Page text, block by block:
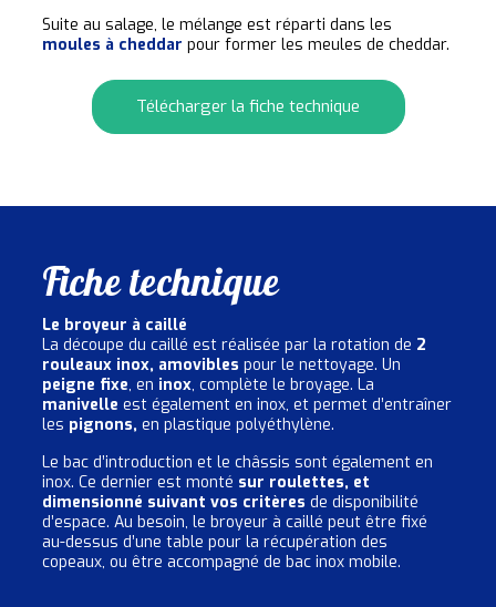
Suite au salage, le mélange est réparti dans les
moules à cheddar pour former les meules de cheddar.
Télécharger la fiche technique
Fiche technique
Le broyeur à caillé
La découpe du caillé est réalisée par la rotation de 2
rouleaux inox, amovibles pour le nettoyage. Un
peigne fixe, en inox, complète le broyage. La
manivelle est également en inox, et permet d’entraîner
les pignons, en plastique polyéthylène.
Le bac d’introduction et le châssis sont également en
inox. Ce dernier est monté sur roulettes, et
dimensionné suivant vos critères de disponibilité
d’espace. Au besoin, le broyeur à caillé peut être fixé
au-dessus d’une table pour la récupération des
copeaux, ou être accompagné de bac inox mobile.